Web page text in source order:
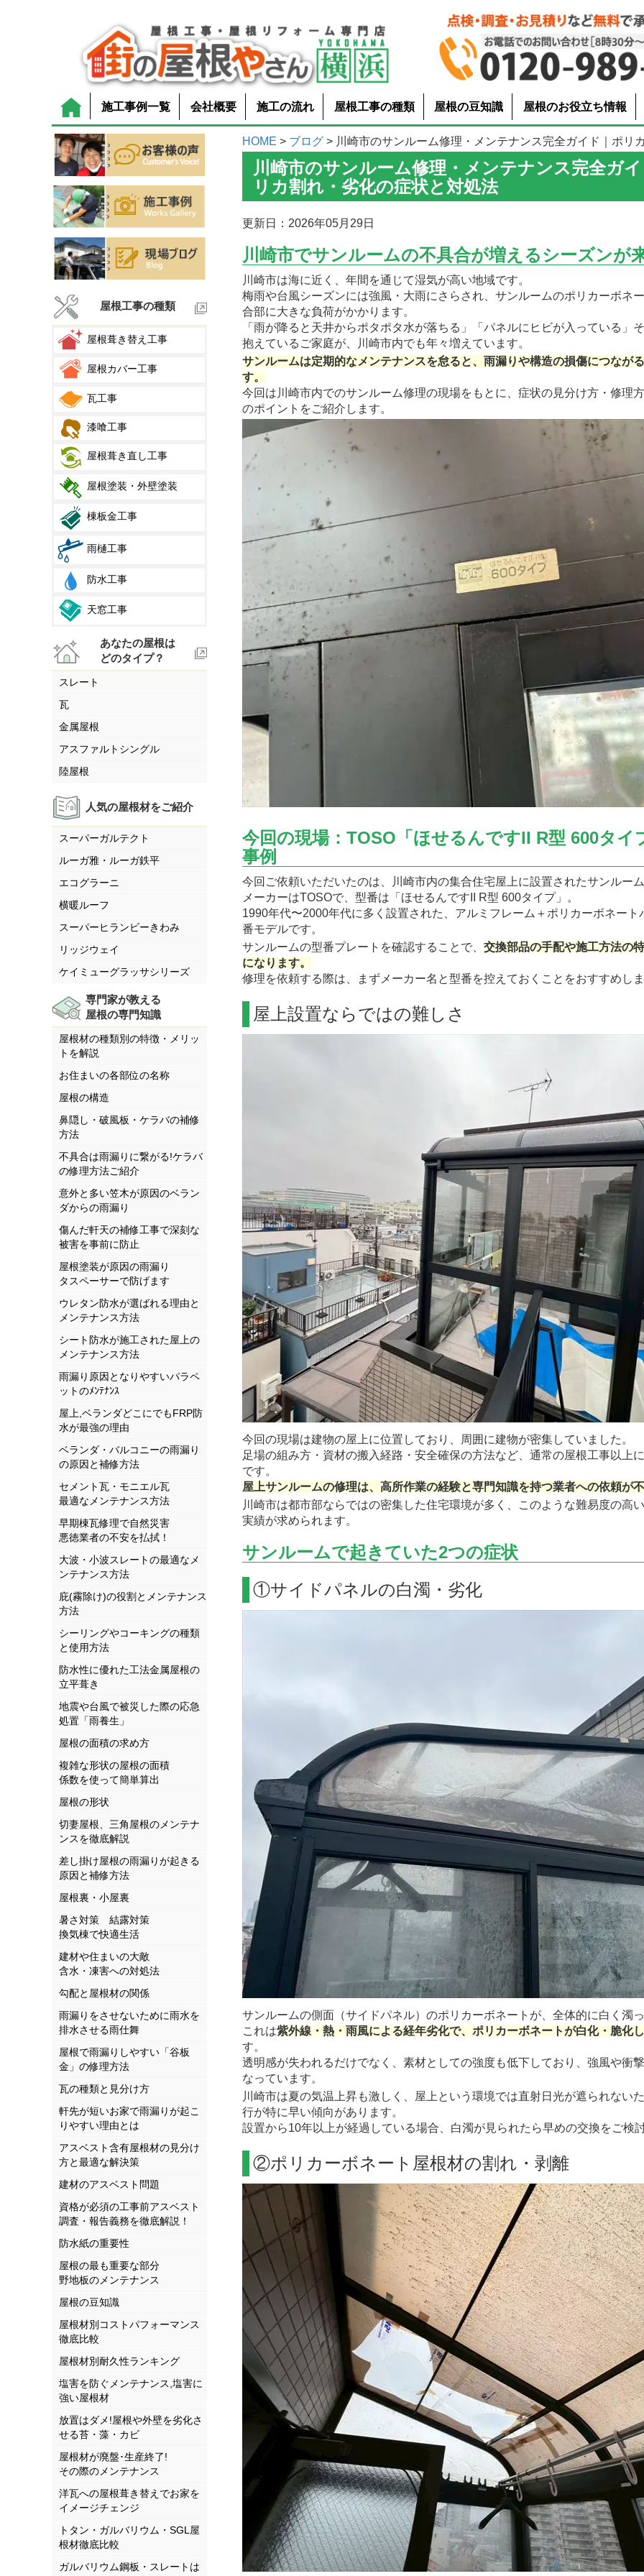
施工事例一覧 会社概要 施工の流れ 屋根工事の種類 屋根の豆知識 屋根のお役立ち情報
屋根工事の種類
屋根葺き替え工事
屋根カバー工事
瓦工事
漆喰工事
屋根葺き直し工事
屋根塗装・外壁塗装
棟板金工事
雨樋工事
防水工事
天窓工事
あなたの屋根は
どのタイプ？
スレート
瓦
金属屋根
アスファルトシングル
陸屋根
人気の屋根材をご紹介
スーパーガルテクト
ルーガ雅・ルーガ鉄平
エコグラーニ
横暖ルーフ
スーパーヒランビーきわみ
リッジウェイ
ケイミューグラッサシリーズ
専門家が教える
屋根の専門知識
屋根材の種類別の特徴・メリッ
トを解説
お住まいの各部位の名称
屋根の構造
鼻隠し・破風板・ケラバの補修
方法
不具合は雨漏りに繋がる!ケラバ
の修理方法ご紹介
意外と多い笠木が原因のベラン
ダからの雨漏り
傷んだ軒天の補修工事で深刻な
被害を事前に防止
屋根塗装が原因の雨漏り
タスペーサーで防げます
ウレタン防水が選ばれる理由と
メンテナンス方法
シート防水が施工された屋上の
メンテナンス方法
雨漏り原因となりやすいパラペ
ットのﾒﾝﾃﾅﾝｽ
屋上,ベランダどこにでもFRP防
水が最強の理由
ベランダ・バルコニーの雨漏り
の原因と補修方法
セメント瓦・モニエル瓦
最適なメンテナンス方法
早期棟瓦修理で自然災害
悪徳業者の不安を払拭！
大波・小波スレートの最適なメ
ンテナンス方法
庇(霧除け)の役割とメンテナンス
方法
シーリングやコーキングの種類
と使用方法
防水性に優れた工法金属屋根の
立平葺き
地震や台風で被災した際の応急
処置「雨養生」
屋根の面積の求め方
複雑な形状の屋根の面積
係数を使って簡単算出
屋根の形状
切妻屋根、三角屋根のメンテナ
ンスを徹底解説
差し掛け屋根の雨漏りが起きる
原因と補修方法
屋根裏・小屋裏
暑さ対策 結露対策
換気棟で快適生活
建材や住まいの大敵
含水・凍害への対処法
勾配と屋根材の関係
雨漏りをさせないために雨水を
排水させる雨仕舞
屋根で雨漏りしやすい「谷板
金」の修理方法
瓦の種類と見分け方
軒先が短いお家で雨漏りが起こ
りやすい理由とは
アスベスト含有屋根材の見分け
方と最適な解決策
建材のアスベスト問題
資格が必須の工事前アスベスト
調査・報告義務を徹底解説！
防水紙の重要性
屋根の最も重要な部分
野地板のメンテナンス
屋根の豆知識
屋根材別コストパフォーマンス
徹底比較
屋根材別耐久性ランキング
塩害を防ぐメンテナンス,塩害に
強い屋根材
放置はダメ!屋根や外壁を劣化さ
せる苔・藻・カビ
屋根材が廃盤･生産終了!
その際のメンテナンス
洋瓦への屋根葺き替えでお家を
イメージチェンジ
トタン・ガルバリウム・SGL屋
根材徹底比較
ガルバリウム鋼板・スレートは
HOME > ブログ > 川崎市のサンルーム修理・メンテナンス完全ガイド｜ポリ
川崎市のサンルーム修理・メンテナンス完全ガ
リカ割れ・劣化の症状と対処法
更新日：2026年05月29日
川崎市でサンルームの不具合が増えるシーズンが
川崎市は海に近く、年間を通じて湿気が高い地域です。
梅雨や台風シーズンには強風・大雨にさらされ、サンルームのポリカーボネ
合部に大きな負荷がかかります。
「雨が降ると天井からポタポタ水が落ちる」「パネルにヒビが入っている」
抱えているご家庭が、川崎市内でも年々増えています。
サンルームは定期的なメンテナンスを怠ると、雨漏りや構造の損傷につなが
す。
今回は川崎市内でのサンルーム修理の現場をもとに、症状の見分け方・修理
のポイントをご紹介します。
今回の現場：TOSO「ほせるんですII R型 600タイ
事例
今回ご依頼いただいたのは、川崎市内の集合住宅屋上に設置されたサンルー
メーカーはTOSOで、型番は「ほせるんですII R型 600タイプ」。
1990年代〜2000年代に多く設置された、アルミフレーム＋ポリカーボネート
番モデルです。
サンルームの型番プレートを確認することで、交換部品の手配や施工方法の
になります。
修理を依頼する際は、まずメーカー名と型番を控えておくことをおすすめし
屋上設置ならではの難しさ
今回の現場は建物の屋上に位置しており、周囲に建物が密集していました。
足場の組み方・資材の搬入経路・安全確保の方法など、通常の屋根工事以上
です。
屋上サンルームの修理は、高所作業の経験と専門知識を持つ業者への依頼が
川崎市は都市部ならではの密集した住宅環境が多く、このような難易度の高
実績が求められます。
サンルームで起きていた2つの症状
①サイドパネルの白濁・劣化
サンルームの側面（サイドパネル）のポリカーボネートが、全体的に白く濁
これは紫外線・熱・雨風による経年劣化で、ポリカーボネートが白化・脆化
す。
透明感が失われるだけでなく、素材としての強度も低下しており、強風や衝
なっています。
川崎市は夏の気温上昇も激しく、屋上という環境では直射日光が遮られない
行が特に早い傾向があります。
設置から10年以上が経過している場合、白濁が見られたら早めの交換をご検
②ポリカーボネート屋根材の割れ・剥離